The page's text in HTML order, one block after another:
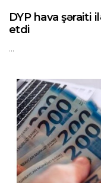
DYP hava şəraiti
etdi
...